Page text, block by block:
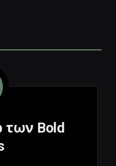
των Bold